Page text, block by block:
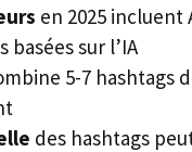
en 2025
basées sur l’IA
5-7 hashtags
des hashtags